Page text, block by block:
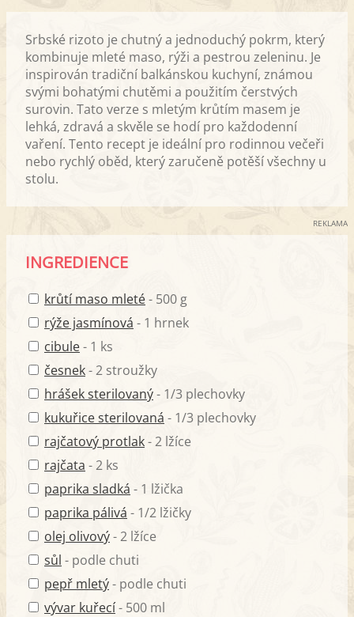
Srbské rizoto je chutný a jednoduchý pokrm, který
kombinuje mleté maso, rýži a pestrou zeleninu. Je
inspirován tradiční balkánskou kuchyní, známou
svými bohatými chutěmi a použitím čerstvých
surovin. Tato verze s mletým krůtím masem je
lehká, zdravá a skvěle se hodí pro každodenní
vaření. Tento recept je ideální pro rodinnou večeři
nebo rychlý oběd, který zaručeně potěší všechny u
stolu.
REKLAMA
INGREDIENCE
krůtí maso mleté- 500 g
rýže jasmínová - 1 hrnek
cibule- 1 ks
česnek- 2 stroužky
hrášek sterilovaný- 1/3 plechovky
kukuřice sterilovaná - 1/3 plechovky
rajčatový protlak- 2 lžíce
rajčata - 2 ks
paprika sladká - 1 lžička
paprika pálivá - 1/2 lžičky
olej olivový- 2 lžíce
sůl - podle chuti
pepř mletý- podle chuti
vývar kuřecí- 500 ml